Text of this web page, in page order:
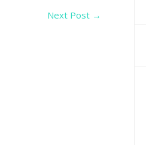
Next Post →